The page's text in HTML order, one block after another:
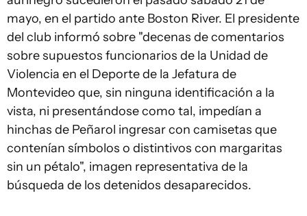
mayo, en el partido ante Boston River. El presidente
del club informó sobre "decenas de comentarios
sobre supuestos funcionarios de la Unidad de
Violencia en el Deporte de la Jefatura de
Montevideo que, sin ninguna identificación a la
vista, ni presentándose como tal, impedían a
hinchas de Peñarol ingresar con camisetas que
contenían símbolos o distintivos con margaritas
sin un pétalo", imagen representativa de la
búsqueda de los detenidos desaparecidos.